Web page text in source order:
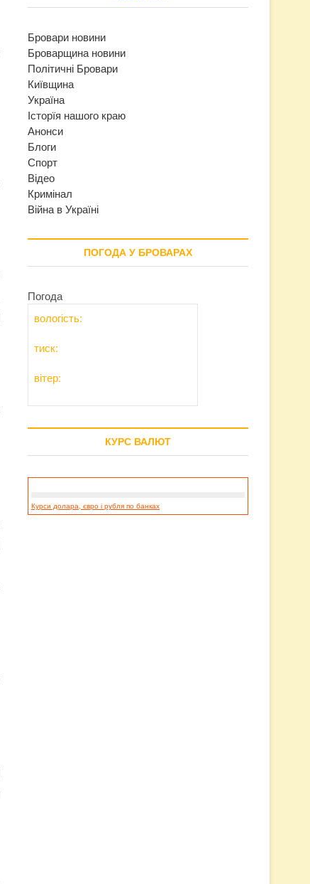
Бровари новини
Броварщина новини
Політичні Бровари
Київщина
Україна
Історїя нашого краю
Анонси
Блоги
Спорт
Відео
Кримінал
Війна в Україні
ПОГОДА У БРОВАРАХ
Погода
вологість:
тиск:
вітер:
КУРС ВАЛЮТ
Курси долара, євро і рубля по банках